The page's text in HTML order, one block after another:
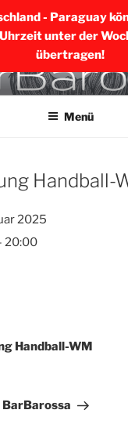
- Paraguay
unter der
übertragen!
Menü
Handball-
2025
20:00
Handball-WM